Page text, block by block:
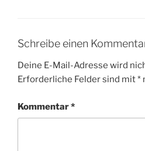
Schreibe einen
Deine E-Mail-Adresse wird
Erforderliche Felder sind mit*
Kommentar*